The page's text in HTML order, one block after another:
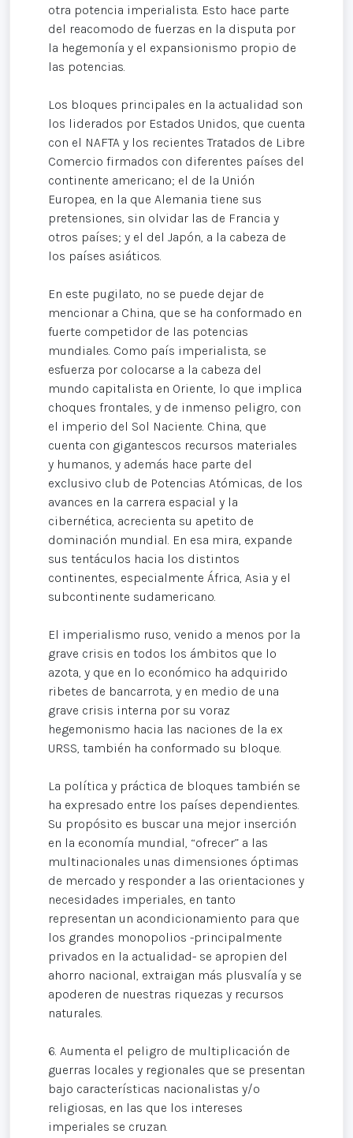
otra potencia imperialista. Esto hace parte
del reacomodo de fuerzas en la disputa por
la hegemonía y el expansionismo propio de
las potencias.
Los bloques principales en la actualidad son
los liderados por Estados Unidos, que cuenta
con el NAFTA y los recientes Tratados de Libre
Comercio firmados con diferentes países del
continente americano; el de la Unión
Europea, en la que Alemania tiene sus
pretensiones, sin olvidar las de Francia y
otros países; y el del Japón, a la cabeza de
los países asiáticos.
En este pugilato, no se puede dejar de
mencionar a China, que se ha conformado en
fuerte competidor de las potencias
mundiales. Como país imperialista, se
esfuerza por colocarse a la cabeza del
mundo capitalista en Oriente, lo que implica
choques frontales, y de inmenso peligro, con
el imperio del Sol Naciente. China, que
cuenta con gigantescos recursos materiales
y humanos, y además hace parte del
exclusivo club de Potencias Atómicas, de los
avances en la carrera espacial y la
cibernética, acrecienta su apetito de
dominación mundial. En esa mira, expande
sus tentáculos hacia los distintos
continentes, especialmente África, Asia y el
subcontinente sudamericano.
El imperialismo ruso, venido a menos por la
grave crisis en todos los ámbitos que lo
azota, y que en lo económico ha adquirido
ribetes de bancarrota, y en medio de una
grave crisis interna por su voraz
hegemonismo hacia las naciones de la ex
URSS, también ha conformado su bloque.
La política y práctica de bloques también se
ha expresado entre los países dependientes.
Su propósito es buscar una mejor inserción
en la economía mundial, “ofrecer” a las
multinacionales unas dimensiones óptimas
de mercado y responder a las orientaciones y
necesidades imperiales, en tanto
representan un acondicionamiento para que
los grandes monopolios -principalmente
privados en la actualidad- se apropien del
ahorro nacional, extraigan más plusvalía y se
apoderen de nuestras riquezas y recursos
naturales.
6. Aumenta el peligro de multiplicación de
guerras locales y regionales que se presentan
bajo características nacionalistas y/o
religiosas, en las que los intereses
imperiales se cruzan.